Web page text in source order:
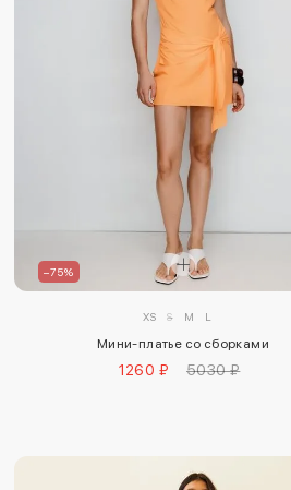
–75%
XS S M L
Мини-платье со сборками
1260 ₽ 5030 ₽